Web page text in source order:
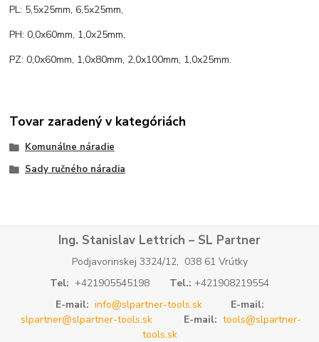
PL: 5,5x25mm, 6,5x25mm,
PH: 0,0x60mm, 1,0x25mm,
PZ: 0,0x60mm, 1,0x80mm, 2,0x100mm, 1,0x25mm.
Tovar zaradený v kategóriách
Komunálne náradie
Sady ručného náradia
Ing. Stanislav Lettrich – SL Partner
Podjavorinskej 3324/12, 038 61 Vrútky
Tel: +421905545198 Tel.: +421908219554
E-mail: info@slpartner-tools.sk
E-mail:
slpartner@slpartner-tools.sk
E-mail: tools@slpartner-
tools.sk